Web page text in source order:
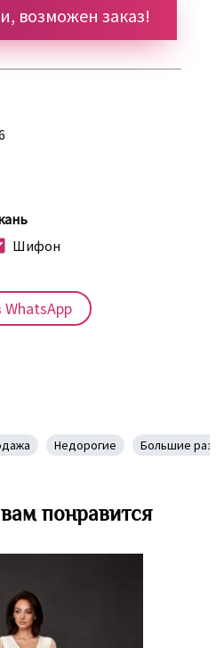
возможен заказ!
Шифон
WhatsApp
Недорогие Большие
понравится